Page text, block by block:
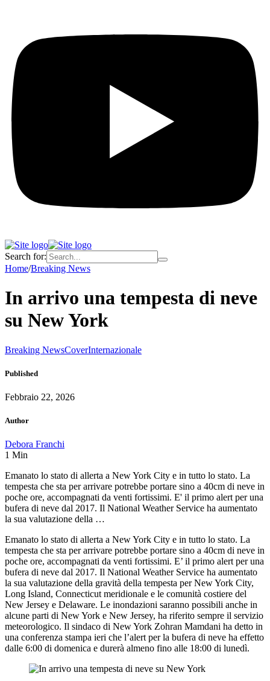
Search for:
Home/Breaking News
In arrivo una tempesta di neve
su New York
Breaking NewsCoverInternazionale
Published
Febbraio 22, 2026
Author
Debora Franchi
1 Min
Emanato lo stato di allerta a New York City e in tutto lo stato. La
tempesta che sta per arrivare potrebbe portare sino a 40cm di neve in
poche ore, accompagnati da venti fortissimi. E' il primo alert per una
bufera di neve dal 2017. Il National Weather Service ha aumentato
la sua valutazione della …
Emanato lo stato di allerta a New York City e in tutto lo stato. La
tempesta che sta per arrivare potrebbe portare sino a 40cm di neve in
poche ore, accompagnati da venti fortissimi. E’ il primo alert per una
bufera di neve dal 2017. Il National Weather Service ha aumentato
la sua valutazione della gravità della tempesta per New York City,
Long Island, Connecticut meridionale e le comunità costiere del
New Jersey e Delaware. Le inondazioni saranno possibili anche in
alcune parti di New York e New Jersey, ha riferito sempre il servizio
meteorologico. Il sindaco di New York Zohran Mamdani ha detto in
una conferenza stampa ieri che l’alert per la bufera di neve ha effetto
dalle 6:00 di domenica e durerà almeno fino alle 18:00 di lunedì.